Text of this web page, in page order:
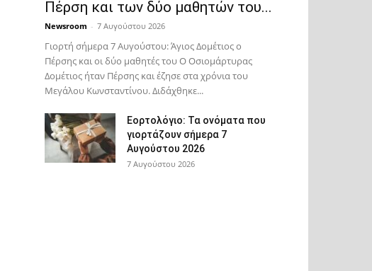
Πέρση και των δύο μαθητών του...
Newsroom - 7 Αυγούστου 2026
Γιορτή σήμερα 7 Αυγούστου: Άγιος Δομέτιος ο
Πέρσης και οι δύο μαθητές του Ο Oσιομάρτυρας
Δομέτιος ήταν Πέρσης και έζησε στα χρόνια του
Μεγάλου Κωνσταντίνου. Διδάχθηκε...
Εορτολόγιο: Τα ονόματα που
γιορτάζουν σήμερα 7
Αυγούστου 2026
7 Αυγούστου 2026